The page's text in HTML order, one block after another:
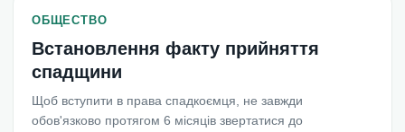
ОБЩЕСТВО
Встановлення факту прийняття
спадщини
Щоб вступити в права спадкоємця, не завжди
обов'язково протягом 6 місяців звертатися до